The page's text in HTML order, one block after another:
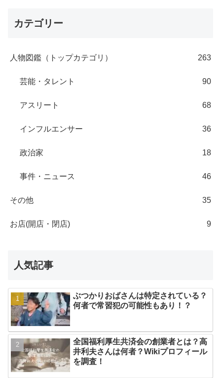
カテゴリー
人物図鑑（トップカテゴリ） 263
芸能・タレント 90
アスリート 68
インフルエンサー 36
政治家 18
事件・ニュース 46
その他 35
お店(開店・閉店) 9
人気記事
ぶつかりおばさんは特定されている？
何者で常習犯の可能性もあり！？
全国福利厚生共済会の創業者とは？高
井利夫さんは何者？Wikiプロフィール
を調査！